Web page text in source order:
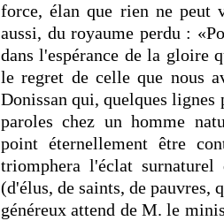
force, élan que rien ne peut
aussi, du royaume perdu :
dans l'espérance de la gloire
le regret de celle que nous
Donissan qui, quelques
paroles chez un homme
point éternellement être
triomphera l'éclat
(d'élus, de saints, de pauvres,
généreux attend de M. le